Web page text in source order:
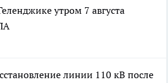
утром 7 августа
линии 110 кВ после